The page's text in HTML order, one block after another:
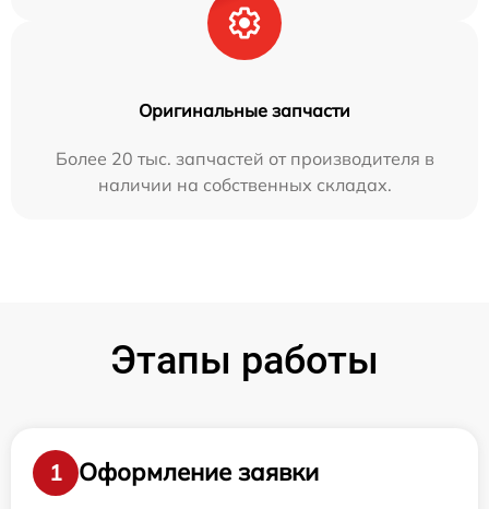
Оригинальные запчасти
Более 20 тыс. запчастей от производителя в
наличии на собственных складах.
Этапы работы
1
Оформление заявки